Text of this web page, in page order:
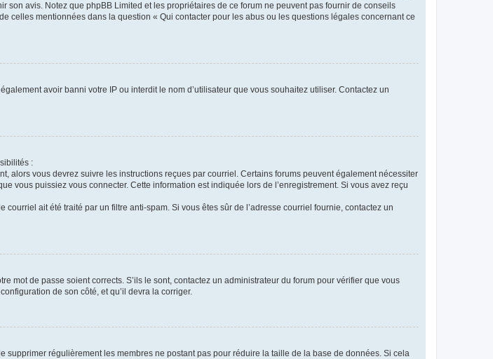
avis. Notez que phpBB Limited et les propriétaires de ce forum ne peuvent pas fournir de conseils
celles mentionnées dans la question « Qui contacter pour les abus ou les questions légales concernant ce
avoir banni votre IP ou interdit le nom d’utilisateur que vous souhaitez utiliser. Contactez un
:
alors vous devrez suivre les instructions reçues par courriel. Certains forums peuvent également nécessiter
vous puissiez vous connecter. Cette information est indiquée lors de l’enregistrement. Si vous avez reçu
ait été traité par un filtre anti-spam. Si vous êtes sûr de l’adresse courriel fournie, contactez un
mot de passe soient corrects. S’ils le sont, contactez un administrateur du forum pour vérifier que vous
de son côté, et qu’il devra la corriger.
supprimer régulièrement les membres ne postant pas pour réduire la taille de la base de données. Si cela